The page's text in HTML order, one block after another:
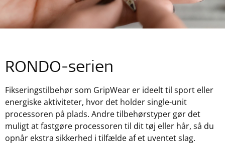
RONDO-serien
Fikseringstilbehør som GripWear er ideelt til sport eller
energiske aktiviteter, hvor det holder single-unit
processoren på plads. Andre tilbehørstyper gør det
muligt at fastgøre processoren til dit tøj eller hår, så du
opnår ekstra sikkerhed i tilfælde af et uventet slag.